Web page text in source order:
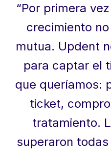
“Por primera
crecimiento
mutua. Updent
para captar el
que queríamos:
ticket,
tratamiento.
superaron